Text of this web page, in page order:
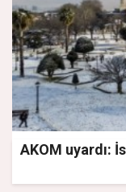
AKOM uyardı: